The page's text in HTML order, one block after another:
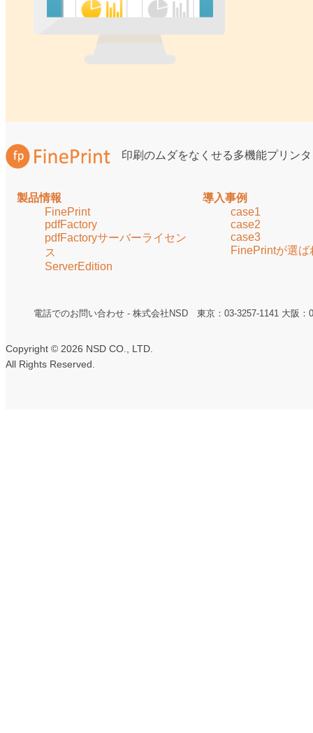
印刷のムダをなくせる多機能プリン
製品情報
FinePrint
pdfFactory
pdfFactoryサーバーライセン
ス
ServerEdition
導入事例
case1
case2
case3
FinePrintが選ば
電話でのお問い合わせ - 株式会社NSD 東京：03-3257-1141 大阪：
Copyright © 2026 NSD CO., LTD.
All Rights Reserved.